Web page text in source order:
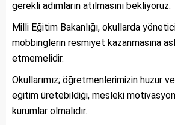
gerekli adımların atılmasını bekliyoruz.
Milli Eğitim Bakanlığı, okullarda
mobbinglerin resmiyet kazanmasına
etmemelidir.
Okullarımız; öğretmenlerimizin huzur
eğitim üretebildiği, mesleki
kurumlar olmalıdır.